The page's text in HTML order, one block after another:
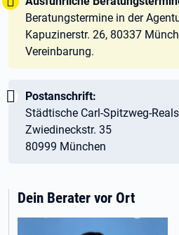
Beratungstermine in der
Kapuzinerstr. 26, 80337
Vereinbarung.
Wichtig:
Postanschrift:
Städtische Carl-Spitzweg-
Zwiedineckstr. 35
80999 München
Dein Berater vor Ort